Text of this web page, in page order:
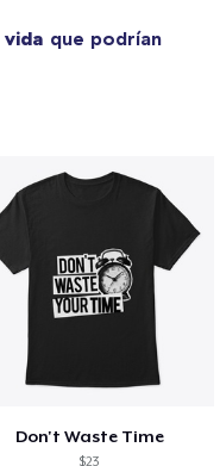
vida que podrían
Don't Waste Time
$23